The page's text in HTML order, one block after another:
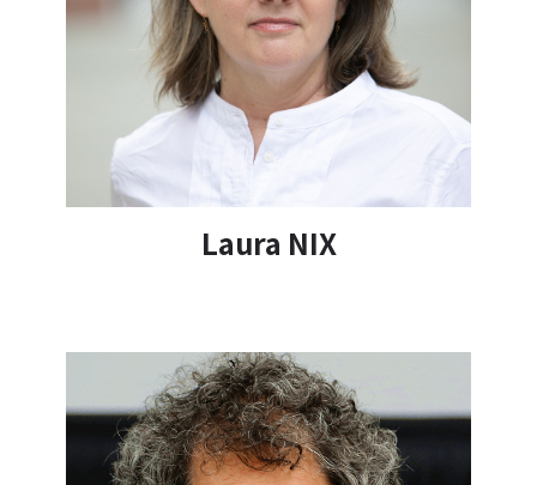
Laura NIX
DEMOCRACY UNDER SIEGE
WALK RUN CHA-CHA
DELIKADO
INVENTING TOMORROW
THE
LIGHT IN HER EYES
THE YES MEN ARE